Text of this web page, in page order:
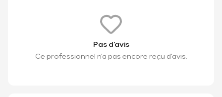
Pas d'avis
Ce professionnel n'a pas encore reçu d'avis.